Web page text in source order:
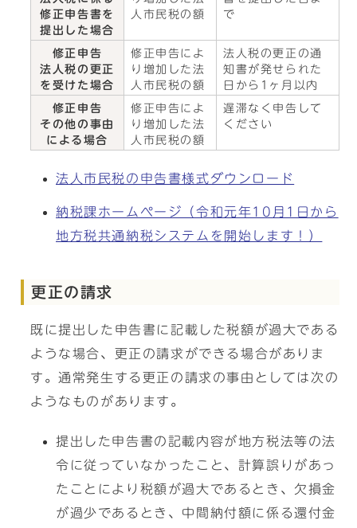
修正申告書を
提出した場合
人市民税の額
で
修正申告
法人税の更正
を受けた場合
修正申告によ
り増加した法
人市民税の額
法人税の更正の通
知書が発せられた
日から1ヶ月以内
修正申告
その他の事由
による場合
修正申告によ
り増加した法
人市民税の額
遅滞なく申告して
ください
法人市民税の申告書様式ダウンロード
納税課ホームページ（令和元年10月1日から
地方税共通納税システムを開始します！）
更正の請求
既に提出した申告書に記載した税額が過大である
ような場合、更正の請求ができる場合がありま
す。通常発生する更正の請求の事由としては次の
ようなものがあります。
提出した申告書の記載内容が地方税法等の法
令に従っていなかったこと、計算誤りがあっ
たことにより税額が過大であるとき、欠損金
が過少であるとき、中間納付額に係る還付金